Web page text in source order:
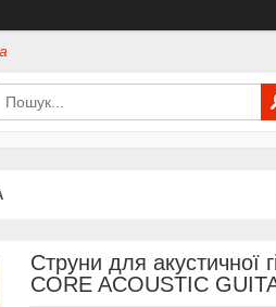
Струни для акустичної
CORE ACOUSTIC